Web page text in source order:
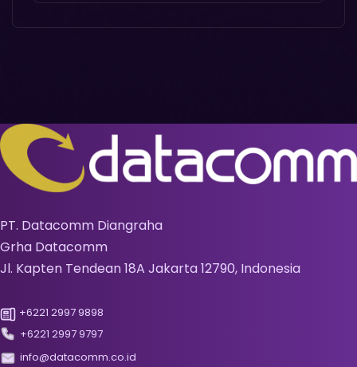
PT. Datacomm Diangraha
Grha Datacomm
Jl. Kapten Tendean 18A Jakarta 12790, Indonesia
+6221 2997 9898
+6221 2997 9797
info@datacomm.co.id